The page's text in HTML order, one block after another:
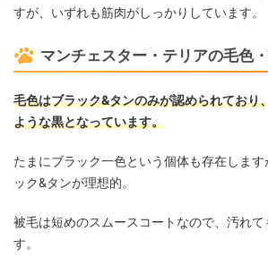
すが、いずれも筋肉がしっかりしています。
マンチェスター・テリアの毛色
毛色はブラック&タンのみが認められており
ような黒となっています。
たまにブラック一色という個体も存在しま
ック&タンが理想的。
被毛は短めのスムースコートなので、汚れ
す。